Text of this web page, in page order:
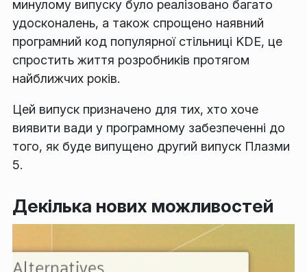
минулому випуску було реалізовано багато
удосконалень, а також спрощено наявний
програмний код популярної стільниці KDE, це
спростить життя розробників протягом
найближчих років.
Цей випуск призначено для тих, хто хоче
виявити вади у програмному забезпеченні до
того, як буде випущено другий випуск Плазми
5.
Декілька нових можливостей